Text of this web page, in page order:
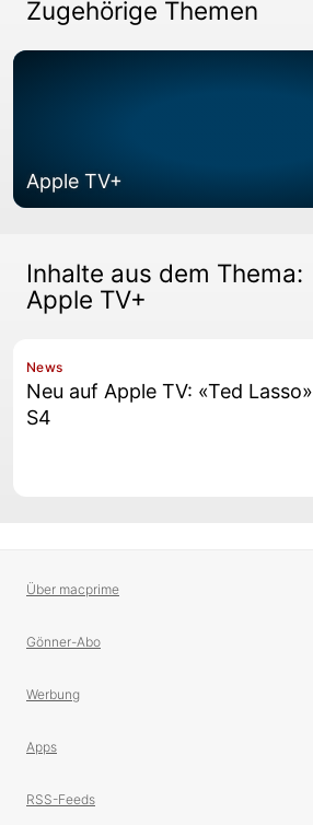
Zugehörige Themen
Apple TV+
Inhalte aus dem Thema:
Apple TV+
News
Neu auf Apple TV: «Ted Lasso»
S4
Über macprime
Gönner-Abo
Werbung
Apps
RSS-Feeds